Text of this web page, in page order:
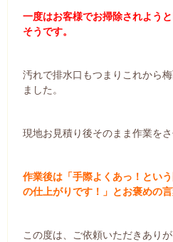
一度はお客様でお掃除されよう
そうです。
汚れで排水口もつまりこれから
ました。
現地お見積り後そのまま作業をさ
作業後は「手際よくあっ！とい
の仕上がりです！」とお褒めの
この度は、ご依頼いただきありが